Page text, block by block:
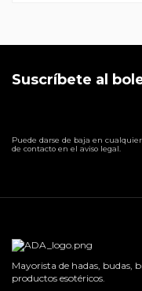
Suscríbete al
Puede darse de baja en
de contacto en el aviso legal.
Mayorista de hadas, budas,
productos esotéricos.